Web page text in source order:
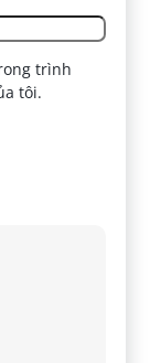
trình
tôi.